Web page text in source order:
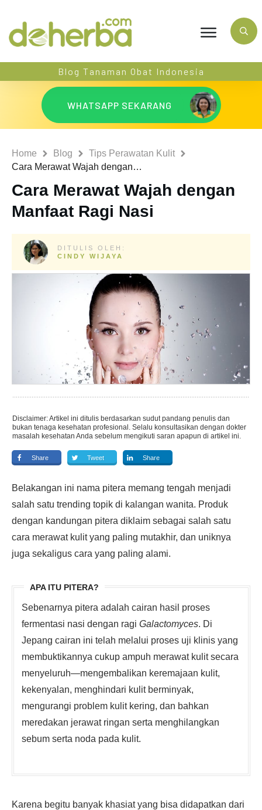
Blog Tanaman Obat Indonesia
WHATSAPP SEKARANG
Home Blog
Tips Perawatan Kulit
Cara Merawat Wajah dengan Manfaat Ragi Nasi
Cara Merawat Wajah dengan
Manfaat Ragi Nasi
DITULIS OLEH:
CINDY WIJAYA
Disclaimer: Artikel ini ditulis berdasarkan sudut pandang penulis dan
bukan tenaga kesehatan profesional. Selalu konsultasikan dengan dokter
masalah kesehatan Anda sebelum mengikuti saran apapun di artikel ini.
Share Tweet Share
Belakangan ini nama pitera memang tengah menjadi
salah satu trending topik di kalangan wanita. Produk
dengan kandungan pitera diklaim sebagai salah satu
cara merawat kulit yang paling mutakhir, dan uniknya
juga sekaligus cara yang paling alami.
APA ITU PITERA?
Sebenarnya pitera adalah cairan hasil proses
fermentasi nasi dengan ragi Galactomyces. Di
Jepang cairan ini telah melalui proses uji klinis yang
membuktikannya cukup ampuh merawat kulit secara
menyeluruh—mengembalikan keremajaan kulit,
kekenyalan, menghindari kulit berminyak,
mengurangi problem kulit kering, dan bahkan
meredakan jerawat ringan serta menghilangkan
sebum serta noda pada kulit.
Karena begitu banyak khasiat yang bisa didapatkan dari